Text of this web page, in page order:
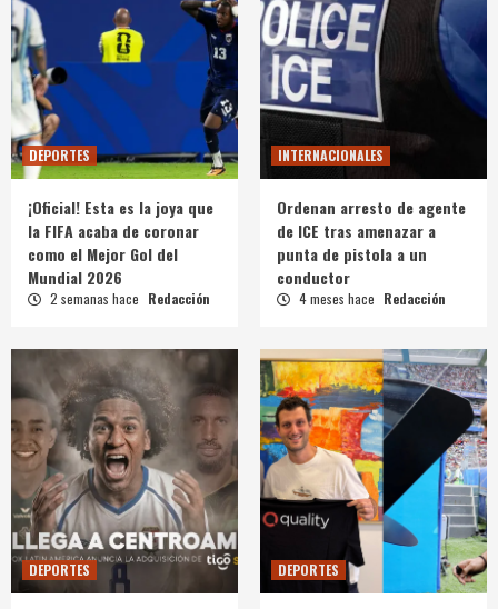
DEPORTES
¡Oficial! Esta es la joya que
la FIFA acaba de coronar
como el Mejor Gol del
Mundial 2026
2 semanas hace Redacción
INTERNACIONALES
Ordenan arresto de agente
de ICE tras amenazar a
punta de pistola a un
conductor
4 meses hace Redacción
DEPORTES DEPORTES